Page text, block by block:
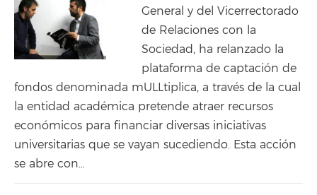
General y del Vicerrectorado
de Relaciones con la
Sociedad, ha relanzado la
plataforma de captación de
fondos denominada mULLtiplica, a través de la cual
la entidad académica pretende atraer recursos
económicos para financiar diversas iniciativas
universitarias que se vayan sucediendo. Esta acción
se abre con…